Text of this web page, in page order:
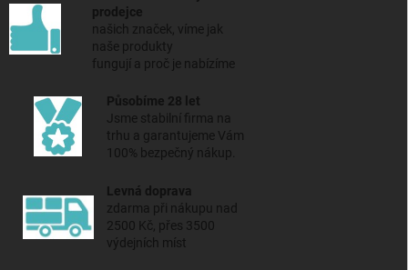
prodejce
našich značek, víme jak
naše produkty
fungují a proč je nabízíme
Působíme 28 let
Jsme stabilní firma na
trhu a garantujeme Vám
100% bezpečný nákup.
Levná doprava
zdarma při nákupu nad
2500 Kč, přes 3500
výdejních míst